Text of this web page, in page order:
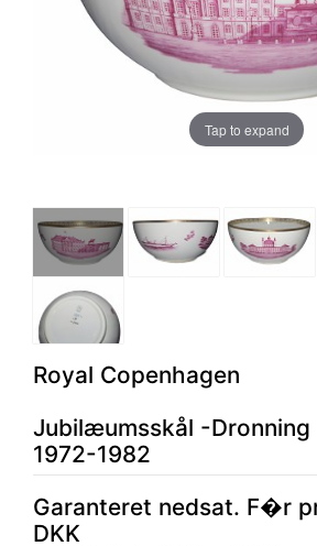
Tap to expand
Royal Copenhagen
Jubilæumsskål -
1972-1982
Garanteret nedsat. F�r
DKK